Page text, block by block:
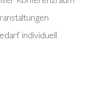
individuell